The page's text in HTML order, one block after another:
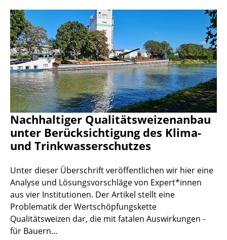
Nachhaltiger Qualitätsweizenanbau
unter Berücksichtigung des Klima-
und Trinkwasserschutzes
Unter dieser Überschrift veröffentlichen wir hier eine
Analyse und Lösungsvorschläge von Expert*innen
aus vier Institutionen. Der Artikel stellt eine
Problematik der Wertschöpfungskette
Qualitätsweizen dar, die mit fatalen Auswirkungen -
für Bauern...